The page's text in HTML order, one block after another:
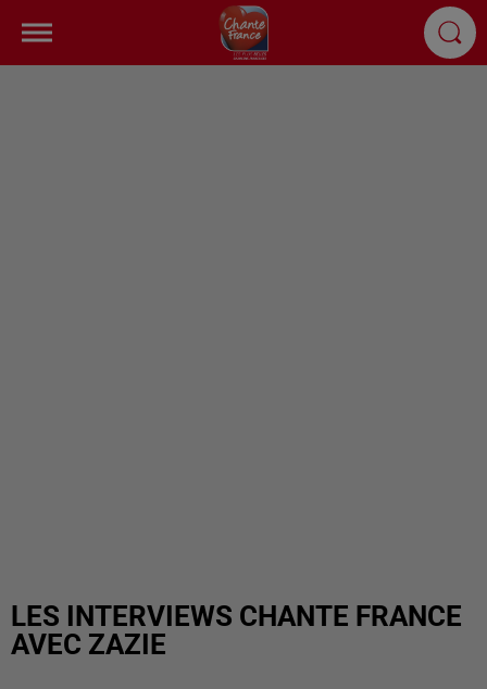
LES INTERVIEWS CHANTE FRANCE
AVEC ZAZIE